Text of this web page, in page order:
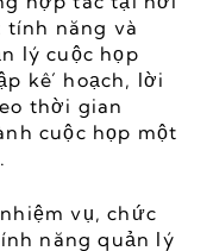
tính năng và
lý cuộc họp
kế hoạch, lời
thời gian
cuộc họp một
vụ, chức
năng quản lý